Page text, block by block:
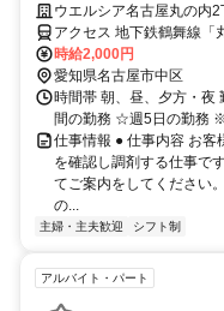
いパートスタッフ大募集！
ウエルシア名古屋丸の内2
アクセス 地下鉄鶴舞線「
時給2,000円
愛知県名古屋市中区
時間帯 朝、昼、夕方・夜
間の勤務 ☆週5日の勤務
仕事情報 ● 仕事内容 お客
を確認し調剤する仕事で
てご案内をしてください
の...
主婦・主夫歓迎 シフト制
アルバイト・パート